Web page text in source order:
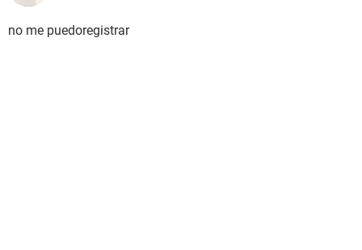
no me puedoregistrar